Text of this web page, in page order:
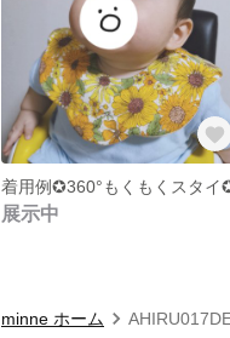
着用例✪360°もくもくスタイ
展示中
minne ホーム